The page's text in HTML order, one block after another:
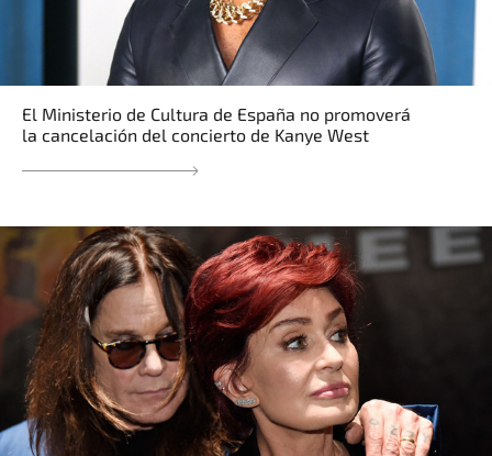
El Ministerio de Cultura de España no promoverá
la cancelación del concierto de Kanye West